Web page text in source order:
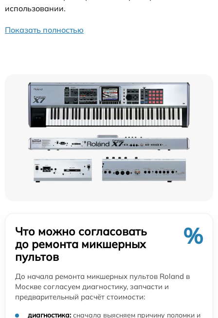
использовании.
Показать полностью
Что можно согласовать
до ремонта микшерных
пультов
%
До начала ремонта микшерных пультов Roland в
Москве согласуем диагностику, запчасти и
предварительный расчёт стоимости:
диагностика: сначала выясняем причину поломки и